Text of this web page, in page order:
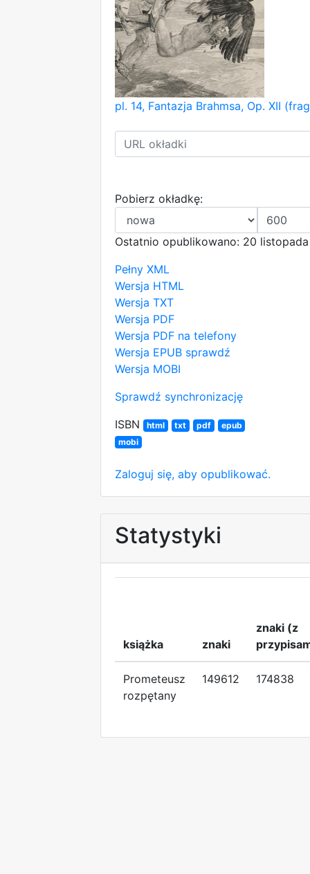
pl. 14, Fantazja Brahmsa, Op. XII
Pobierz okładkę:
Ostatnio opublikowano: 20
Pełny XML
Wersja HTML
Wersja TXT
Wersja PDF
Wersja PDF na telefony
Wersja EPUB sprawdź
Wersja MOBI
Sprawdź synchronizację
ISBN
html txt pdf
epub
mobi
Zaloguj się, aby opublikować.
Statystyki
książka znaki
znaki (z
Prometeusz
rozpętany
149612 174838